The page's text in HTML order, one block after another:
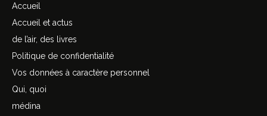
Accueil
Accueil et actus
de l’air, des livres
Politique de confidentialité
Vos données à caractère personnel
Qui, quoi
médina